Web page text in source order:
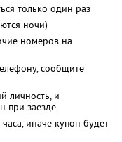
только один раз
ночи)
номеров на
сообщите
личность, и
при заезде
иначе купон будет